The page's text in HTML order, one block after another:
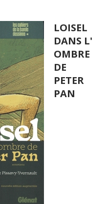
LOISEL
DANS L'
OMBRE
DE
PETER
PAN